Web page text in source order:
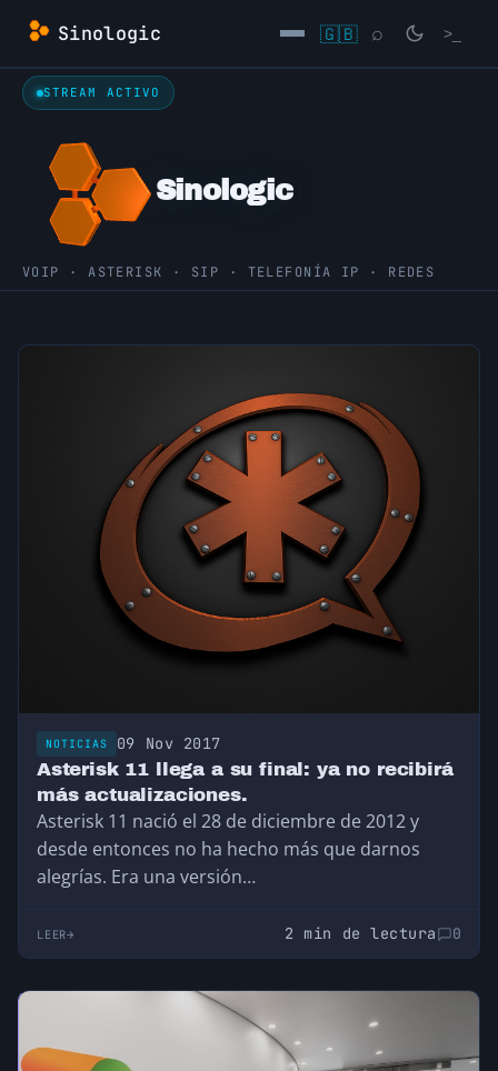
Saltar
contenido
Sinologic 🇬🇧 ⌕ >_
STREAM ACTIVO
Sinologic
VOIP · ASTERISK · SIP · TELEFONÍA IP · REDES
NOTICIAS 09 Nov 2017
Asterisk 11 llega a su final: ya no recibirá
más actualizaciones.
Asterisk 11 nació el 28 de diciembre de 2012 y
desde entonces no ha hecho más que darnos
alegrías. Era una versión…
LEER 2 min de lectura 0